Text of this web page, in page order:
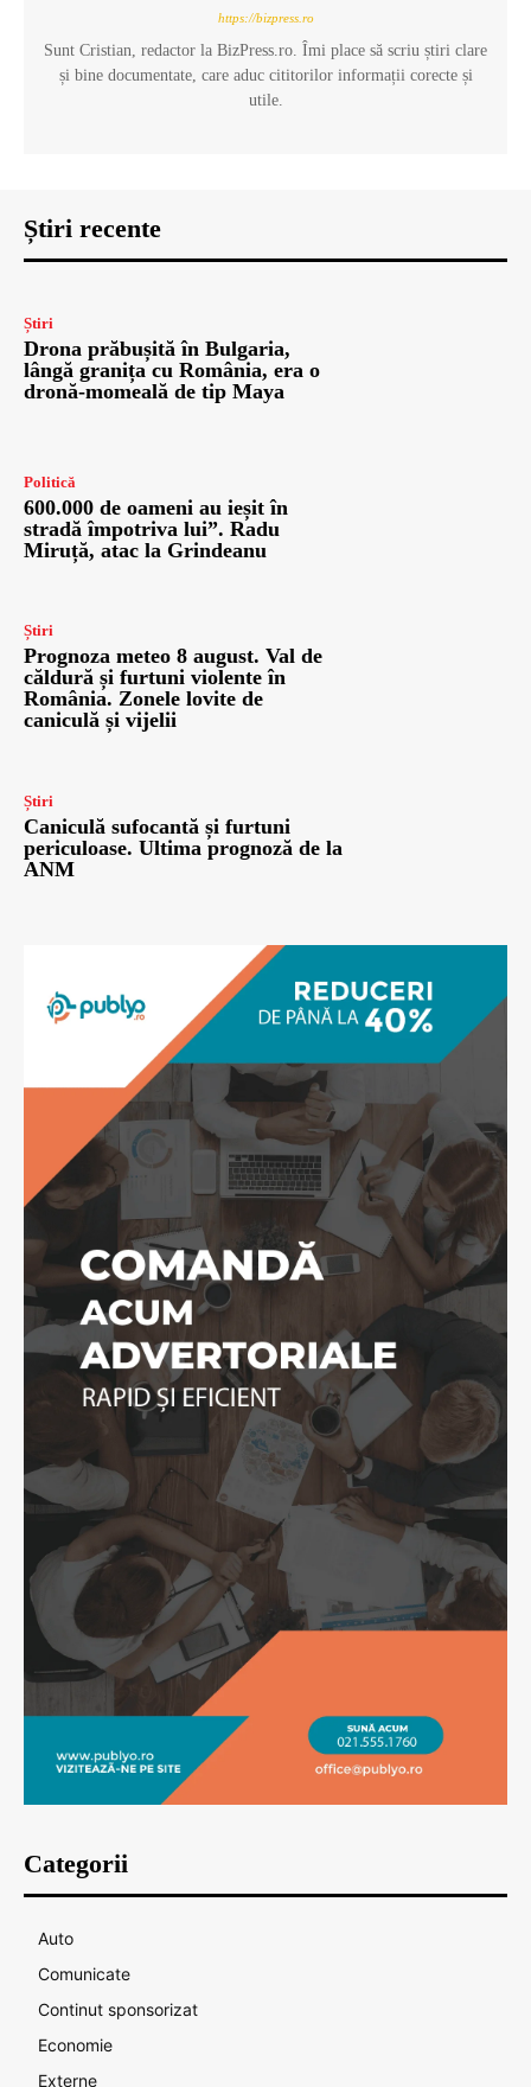
https://bizpress.ro
Sunt Cristian, redactor la BizPress.ro. Îmi place să scriu știri clare
și bine documentate, care aduc cititorilor informații corecte și
utile.
Știri recente
Știri
Drona prăbușită în Bulgaria,
lângă granița cu România, era o
dronă-momeală de tip Maya
Politică
600.000 de oameni au ieșit în
stradă împotriva lui”. Radu
Miruță, atac la Grindeanu
Știri
Prognoza meteo 8 august. Val de
căldură și furtuni violente în
România. Zonele lovite de
caniculă și vijelii
Știri
Caniculă sufocantă și furtuni
periculoase. Ultima prognoză de la
ANM
Categorii
Auto
Comunicate
Continut sponsorizat
Economie
Externe